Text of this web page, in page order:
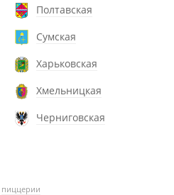
Полтавская
Сумская
Харьковская
Хмельницкая
Черниговская
пиццерии